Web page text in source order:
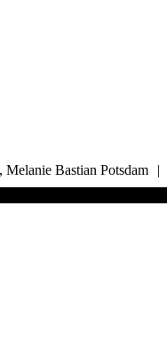
Bastian Potsdam
|